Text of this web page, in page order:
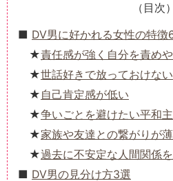
（目次）
DV男に好かれる女性の特徴
責任感が強く自分を責め
世話好きで放っておけない
自己肯定感が低い
争いごとを避けたい平和
家族や友達との繋がりが
過去に不安定な人間関係
DV男の見分け方3選